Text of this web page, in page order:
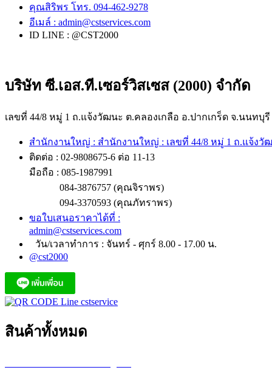
คุณสิริพร โทร. 094-462-9278
อีเมล์ : admin@cstservices.com
ID LINE : @CST2000
บริษัท ซี.เอส.ที.เซอร์วิสเซส (2000) จำกัด
เลขที่ 44/8 หมู่ 1 ถ.แจ้งวัฒนะ ต.คลองเกลือ อ.ปากเกร็ด จ.นนทบุรี
สำนักงานใหญ่ : สำนักงานใหญ่ : เลขที่ 44/8 หมู่ 1 ถ.แจ้งวั
ติดต่อ : 02-9808675-6 ต่อ 11-13
มือถือ : 085-1987991
084-3876757 (คุณจิราพร)
094-3370593 (คุณภัทราพร)
ขอใบเสนอราคาได้ที่ :
admin@cstservices.com
วัน/เวลาทำการ : จันทร์ - ศุกร์ 8.00 - 17.00 น.
@cst2000
สินค้าทั้งหมด